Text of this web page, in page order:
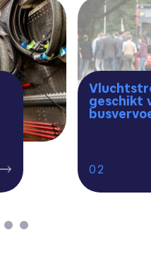
geschikt
2